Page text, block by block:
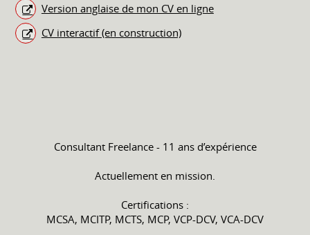
Version anglaise de mon CV en ligne
CV interactif (en construction)
Consultant Freelance - 11 ans d’expérience
Actuellement en mission.
Certifications :
MCSA, MCITP, MCTS, MCP, VCP-DCV, VCA-DCV